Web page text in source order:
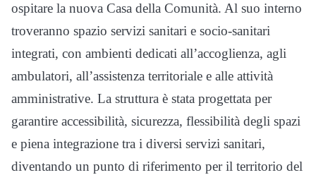
ospitare la nuova Casa della Comunità. Al suo interno
troveranno spazio servizi sanitari e socio-sanitari
integrati, con ambienti dedicati all’accoglienza, agli
ambulatori, all’assistenza territoriale e alle attività
amministrative. La struttura è stata progettata per
garantire accessibilità, sicurezza, flessibilità degli spazi
e piena integrazione tra i diversi servizi sanitari,
diventando un punto di riferimento per il territorio del